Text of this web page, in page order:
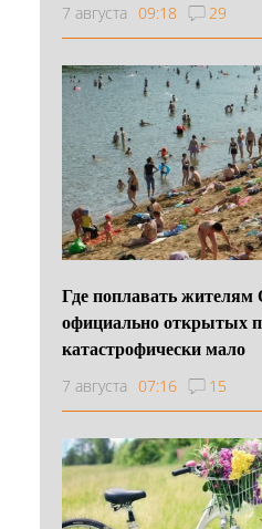
7 августа 09:18 29
Где поплавать жителям
официально открытых
катастрофически мало
7 августа 07:16 15